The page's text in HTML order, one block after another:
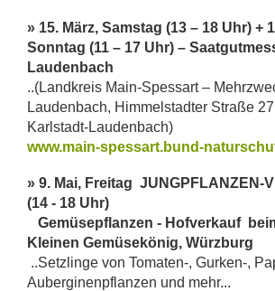
» 15. März, Samstag (13 – 18 Uhr) +
Sonntag (11 – 17 Uhr) –
Laudenbach
..(Landkreis Main-Spessart –
Laudenbach, Himmelstadter Straße
Karlstadt-Laudenbach)
www.main-spessart.bund-
» 9. Mai, Freitag JUNGPFLANZEN-
(14 - 18 Uhr)
Gemüsepflanzen - Hofverkauf
Kleinen Gemüsekönig, Würzburg
..Setzlinge von Tomaten-, Gurken-,
Auberginenpflanzen und mehr...